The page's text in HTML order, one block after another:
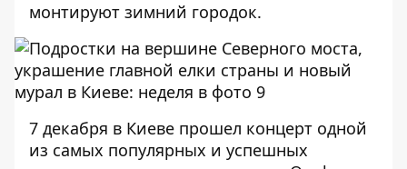
монтируют зимний городок.
7 декабря в Киеве прошел концерт одной
из самых популярных и успешных